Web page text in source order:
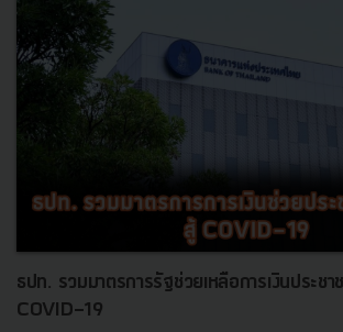
ธปท. รวมมาตรการรัฐช่วยเหลือการเงินประช
COVID-19